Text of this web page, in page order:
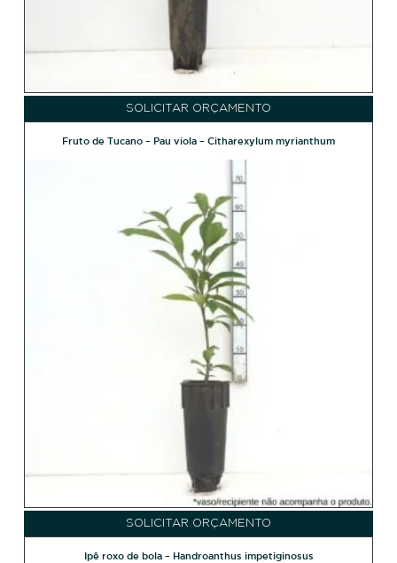
SOLICITAR ORÇAMENTO
Fruto de Tucano – Pau viola – Citharexylum myrianthum
SOLICITAR ORÇAMENTO
Ipê roxo de bola – Handroanthus impetiginosus